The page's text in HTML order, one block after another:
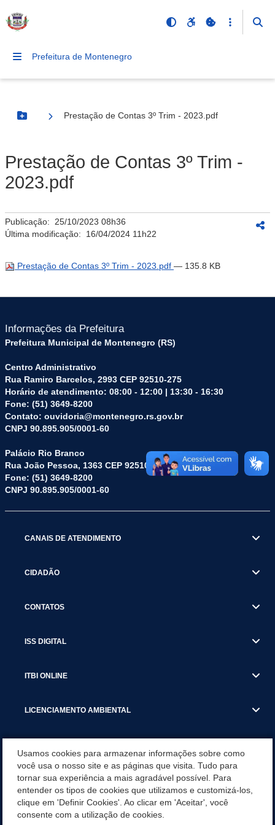
Prefeitura de Montenegro
Botão Menu
Prestação de Contas 3º Trim - 2023.pdf
Prestação de Contas 3º Trim -
2023.pdf
Publicação: 25/10/2023 08h36
Última modificação: 16/04/2024 11h22
Prestação de Contas 3º Trim - 2023.pdf — 135.8 KB
Informações da Prefeitura
Prefeitura Municipal de Montenegro (RS)
Centro Administrativo
Rua Ramiro Barcelos, 2993 CEP 92510-275
Horário de atendimento: 08:00 - 12:00 | 13:30 - 16:30
Fone: (51) 3649-8200
Contato: ouvidoria@montenegro.rs.gov.br
CNPJ 90.895.905/0001-60
Palácio Rio Branco
Rua João Pessoa, 1363 CEP 92510-045
Fone: (51) 3649-8200
CNPJ 90.895.905/0001-60
CANAIS DE ATENDIMENTO
CIDADÃO
CONTATOS
ISS DIGITAL
ITBI ONLINE
LICENCIAMENTO AMBIENTAL
SERVIÇOS
SERVIÇOS DO DEPARTAMENTO DE RECEITA MUNICIPAL
Usamos cookies para armazenar informações sobre como
você usa o nosso site e as páginas que visita. Tudo para
tornar sua experiência a mais agradável possível. Para
entender os tipos de cookies que utilizamos e customizá-los,
clique em 'Definir Cookies'. Ao clicar em 'Aceitar', você
consente com a utilização de cookies.